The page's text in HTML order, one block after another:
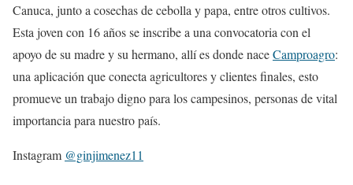
Canuca, junto a cosechas de cebolla y papa, entre otros cultivos.
Esta joven con 16 años se inscribe a una convocatoria con el
apoyo de su madre y su hermano, allí es donde naceCamproagro:
una aplicación que conecta agricultores y clientes finales, esto
promueve un trabajo digno para los campesinos, personas de vital
importancia para nuestro país.
Instagram @ginjimenez11